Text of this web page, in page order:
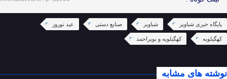
پایگاه خبری شباویز شباویز صنایع دستی عید نوروز
کهگیلویه کهگیلویه و بویراحمد
نوشته های مشابه